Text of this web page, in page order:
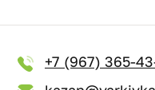
+7 (967) 365-